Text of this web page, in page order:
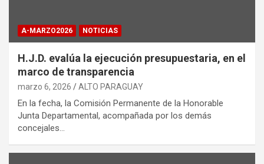
A-MARZO2026 NOTICIAS
H.J.D. evalúa la ejecución presupuestaria, en el
marco de transparencia
marzo 6, 2026 ALTO PARAGUAY
En la fecha, la Comisión Permanente de la Honorable
Junta Departamental, acompañada por los demás
concejales…